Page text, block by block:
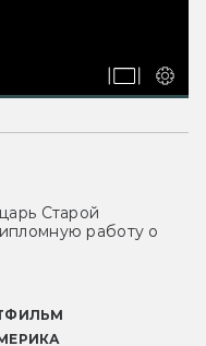
Старой
работу о